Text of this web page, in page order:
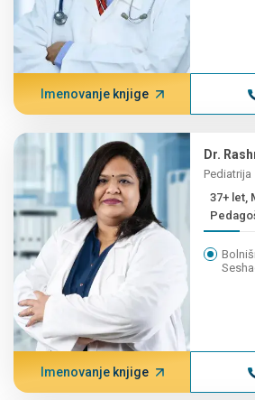
Imenovanje knjige
Dr.
Pediatrija
37+ let,
Imenovanje knjige